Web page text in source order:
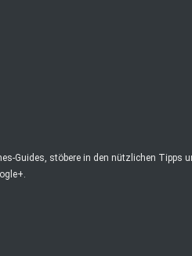
Guides, stöbere in den nützlichen Tipps